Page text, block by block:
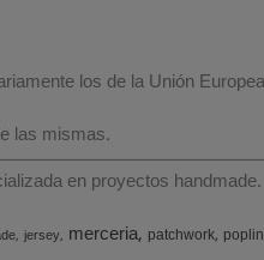
los de la Unión
las mismas.
en proyectos handmade.
jersey merceria patchwork poplin